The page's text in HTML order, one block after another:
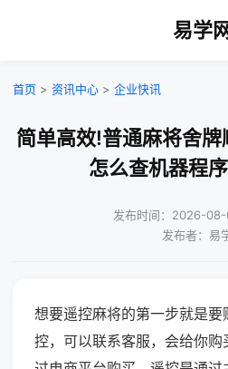
易学
首页 > 资讯中心 > 企业快讯
简单高效!普通麻将舍
怎么查机器程
发布时间：2026-08-
发布者：易
想要遥控麻将的第一步就是
控，可以联系客服，会给你